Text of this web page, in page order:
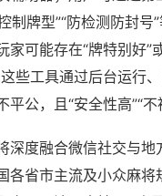
制牌型”“防检测防封号
家可能存在“牌特别好”
些工具通过后台运行
公，且“安全性高”“不
深度融合微信社交与地
各省市主流及小众麻将